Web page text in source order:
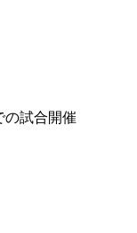
の試合開催